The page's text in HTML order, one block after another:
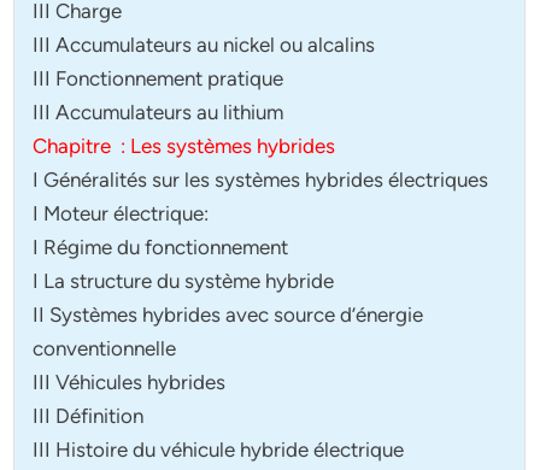
III Charge
III Accumulateurs au nickel ou alcalins
III Fonctionnement pratique
III Accumulateurs au lithium
Chapitre : Les systèmes hybrides
I Généralités sur les systèmes hybrides électriques
I Moteur électrique:
I Régime du fonctionnement
I La structure du système hybride
II Systèmes hybrides avec source d’énergie
conventionnelle
III Véhicules hybrides
III Définition
III Histoire du véhicule hybride électrique